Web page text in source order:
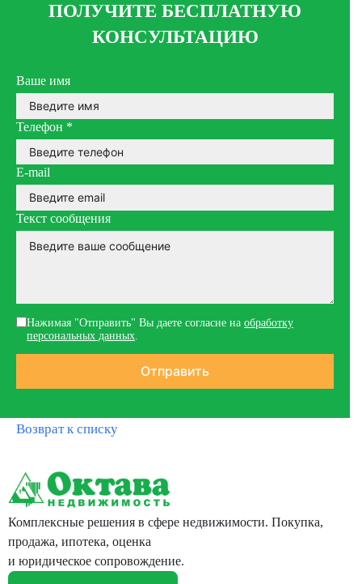
ПОЛУЧИТЕ БЕСПЛАТНУЮ
КОНСУЛЬТАЦИЮ
Ваше имя
Телефон *
E-mail
Текст сообщения
Нажимая "Отправить" Вы даете согласие на обработку
персональных данных
Возврат к списку
Комплексные решения в сфере недвижимости. Покупка,
продажа, ипотека, оценка
и юридическое сопровождение.